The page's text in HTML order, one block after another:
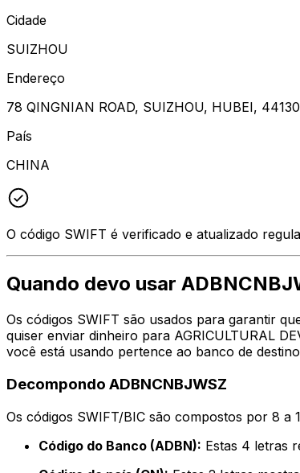
Cidade
SUIZHOU
Endereço
78 QINGNIAN ROAD, SUIZHOU, HUBEI,
País
CHINA
O código SWIFT é verificado e atualizado
Quando devo usar
Os códigos SWIFT são usados para garantir
quiser enviar dinheiro para AGRICULTURAL
você está usando pertence ao banco de
Decompondo ADBNCNBJWSZ
Os códigos SWIFT/BIC são compostos por 8
Código do Banco (ADBN): Estas 4 letras